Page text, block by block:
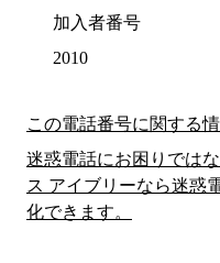
加入者番号
2010
この電話番号に関する
迷惑電話にお困りでは
ス アイブリーなら迷惑
化できます。